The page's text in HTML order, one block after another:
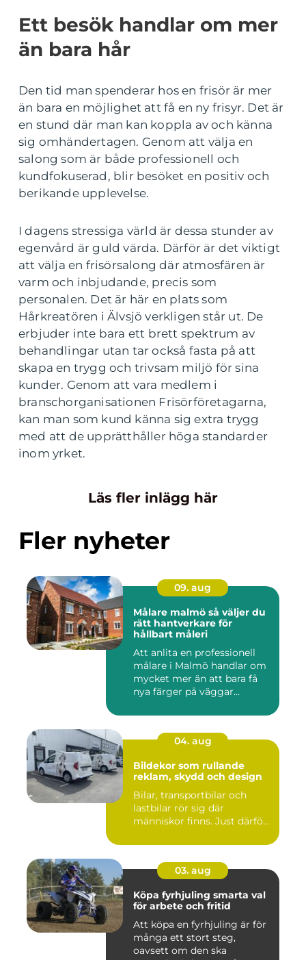
Ett besök handlar om mer
än bara hår
Den tid man spenderar hos en frisör är mer
än bara en möjlighet att få en ny frisyr. Det är
en stund där man kan koppla av och känna
sig omhändertagen. Genom att välja en
salong som är både professionell och
kundfokuserad, blir besöket en positiv och
berikande upplevelse.
I dagens stressiga värld är dessa stunder av
egenvård är guld värda. Därför är det viktigt
att välja en frisörsalong där atmosfären är
varm och inbjudande, precis som
personalen. Det är här en plats som
Hårkreatören i Älvsjö verkligen står ut. De
erbjuder inte bara ett brett spektrum av
behandlingar utan tar också fasta på att
skapa en trygg och trivsam miljö för sina
kunder. Genom att vara medlem i
branschorganisationen Frisörföretagarna,
kan man som kund känna sig extra trygg
med att de upprätthåller höga standarder
inom yrket.
Läs fler inlägg här
Fler nyheter
09. aug
Målare malmö så väljer du
rätt hantverkare för
hållbart måleri
Att anlita en professionell
målare i Malmö handlar om
mycket mer än att bara få
nya färger på väggar...
04. aug
Bildekor som rullande
reklam, skydd och design
Bilar, transportbilar och
lastbilar rör sig där
människor finns. Just därfö...
03. aug
Köpa fyrhjuling smarta val
för arbete och fritid
Att köpa en fyrhjuling är för
många ett stort steg,
oavsett om den ska